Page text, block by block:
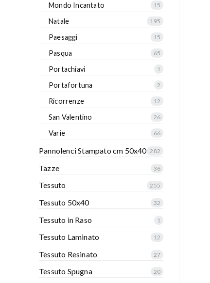
Mondo Incantato 15
Natale 195
Paesaggi 15
Pasqua 65
Portachiavi 1
Portafortuna 2
Ricorrenze 12
San Valentino 26
Varie 66
Pannolenci Stampato cm 50x40 282
Tazze 36
Tessuto 255
Tessuto 50x40 32
Tessuto in Raso 1
Tessuto Laminato 12
Tessuto Resinato 27
Tessuto Spugna 20